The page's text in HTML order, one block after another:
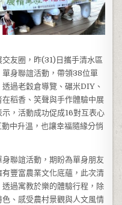
友圈，昨(31)日攜手清水區
身聯誼活動，帶領38位單
過老穀倉導覽、碾米DIY、
稻香、笑聲與手作體驗中展
，活動成功促成16對互表心
中升溫，也讓幸福隨緣分悄
聯誼活動，期盼為單身朋友
豐富農業文化底蘊，此次清
過寓教於樂的體驗行程，除
、感受農村景觀與人文風情